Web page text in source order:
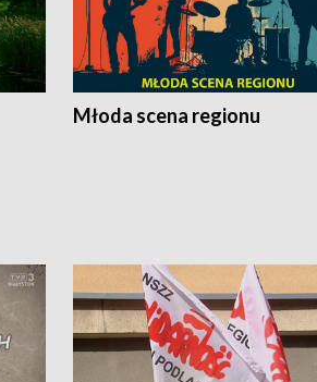
Młoda scena regionu